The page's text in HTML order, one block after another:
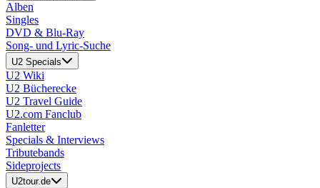
Alben
Singles
DVD & Blu-Ray
Song- und Lyric-Suche
U2 Specials
U2 Wiki
U2 Bücherecke
U2 Travel Guide
U2.com Fanclub
Fanletter
Specials & Interviews
Tributebands
Sideprojects
U2tour.de